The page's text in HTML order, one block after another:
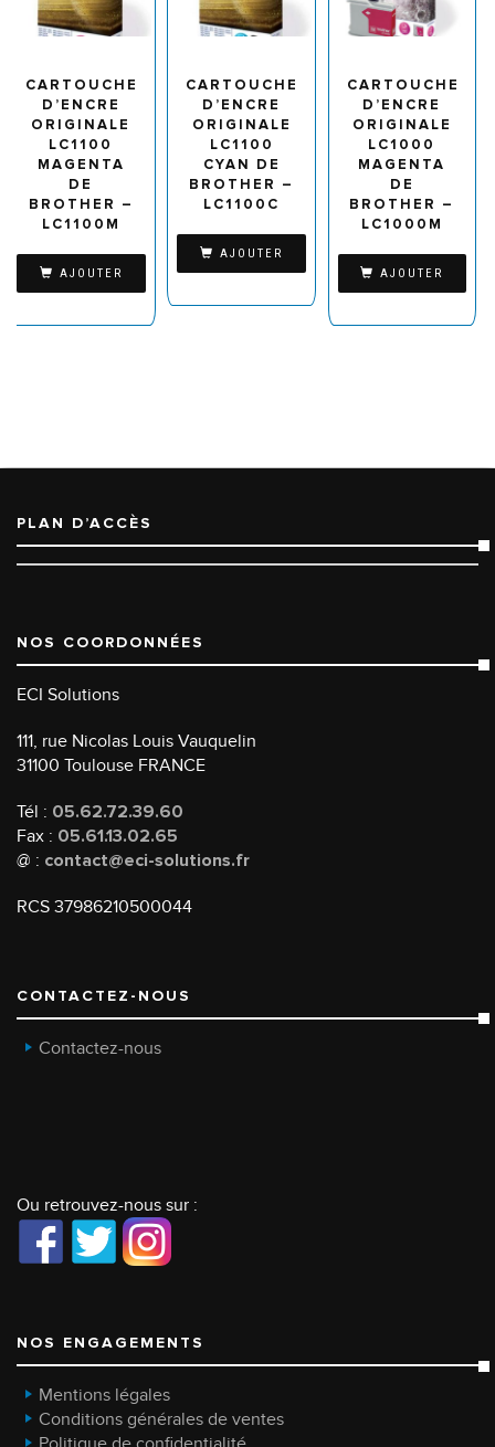
CARTOUCHE
D’ENCRE
ORIGINALE
LC1100
MAGENTA
DE
BROTHER –
LC1100M
AJOUTER
CARTOUCHE
D’ENCRE
ORIGINALE
LC1100
CYAN DE
BROTHER –
LC1100C
AJOUTER
CARTOUCHE
D’ENCRE
ORIGINALE
LC1000
MAGENTA
DE
BROTHER –
LC1000M
AJOUTER
PLAN D’ACCÈS
NOS COORDONNÉES
ECI Solutions
111, rue Nicolas Louis Vauquelin
31100 Toulouse FRANCE
Tél : 05.62.72.39.60
Fax : 05.61.13.02.65
@ : contact@eci-solutions.fr
RCS 37986210500044
CONTACTEZ-NOUS
Contactez-nous
Ou retrouvez-nous sur :
NOS ENGAGEMENTS
Mentions légales
Conditions générales de ventes